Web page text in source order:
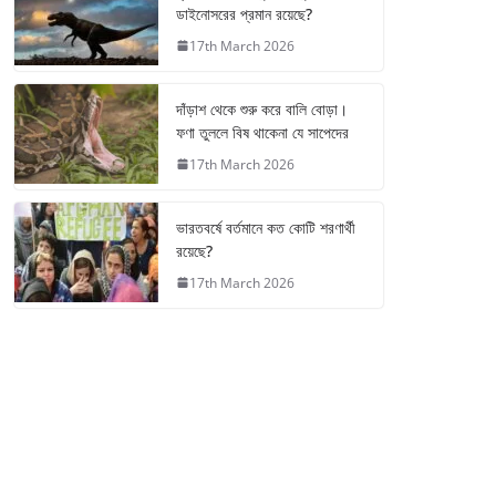
ডাইনোসরের প্রমান রয়েছে?
17th March 2026
দাঁড়াশ থেকে শুরু করে বালি বোড়া।
ফণা তুললে বিষ থাকেনা যে সাপেদের
17th March 2026
ভারতবর্ষে বর্তমানে কত কোটি শরণার্থী
রয়েছে?
17th March 2026